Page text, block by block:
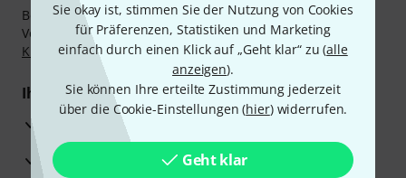
Sie okay ist, stimmen Sie der Nutzung von Cookies
für Präferenzen, Statistiken und Marketing
einfach durch einen Klick auf „Geht klar“ zu (alle
anzeigen).
Sie können Ihre erteilte Zustimmung jederzeit
über die Cookie-Einstellungen (hier) widerrufen.
Geht klar
Bezahlen Sie vertraulich und sicher per Nachnahme,
Vorkasse, PayPal, Amazon Pay,Klarna Sofort bezahlen
Klarna Ratenzahlungoder Kreditkarte.
Ihre Vorteile
3 Jahre Thomann Garantie
30 Tage Money-Back-Garantie